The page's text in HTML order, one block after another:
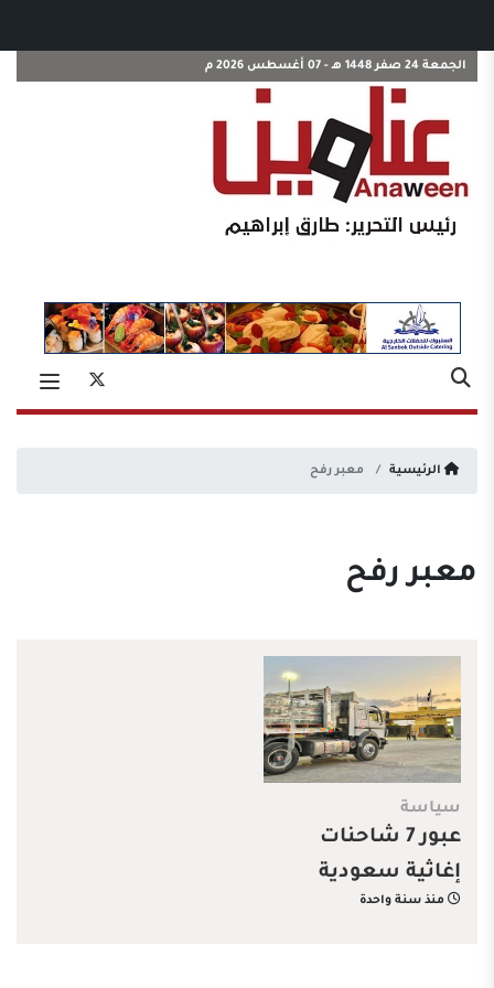
الجمعة 24 صفر 1448 هـ - 07 أغسطس 2026 م
الرئيسية معبر رفح
معبر رفح
سياسة
عبور 7 شاحنات
إغاثية سعودية
جديدة إلى قطاع غزة
منذ سنة واحدة